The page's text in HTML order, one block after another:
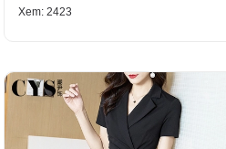
Xem: 2423